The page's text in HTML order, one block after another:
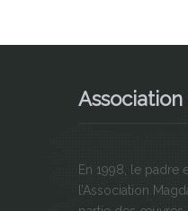
En 1998, le padre
l’Association